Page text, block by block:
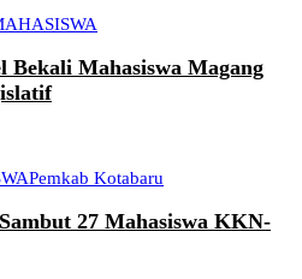
Bekali Mahasiswa Magang
Pemkab Kotabaru
27 Mahasiswa KKN-